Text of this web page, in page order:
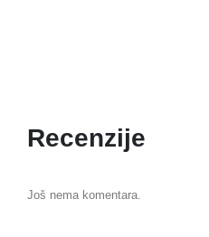
Recenzije
Još nema komentara.